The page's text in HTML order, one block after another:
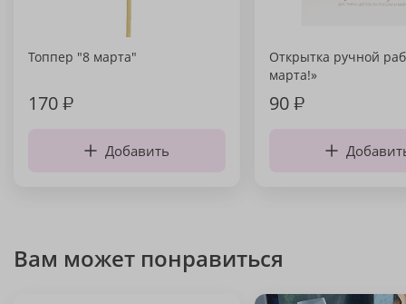
Топпер "8 марта"
170₽
Добавить
Открытка ручной
марта!»
90₽
Вам может понравиться